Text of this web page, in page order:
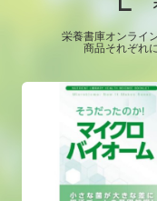
栄養書庫オンライ
商品それぞれ